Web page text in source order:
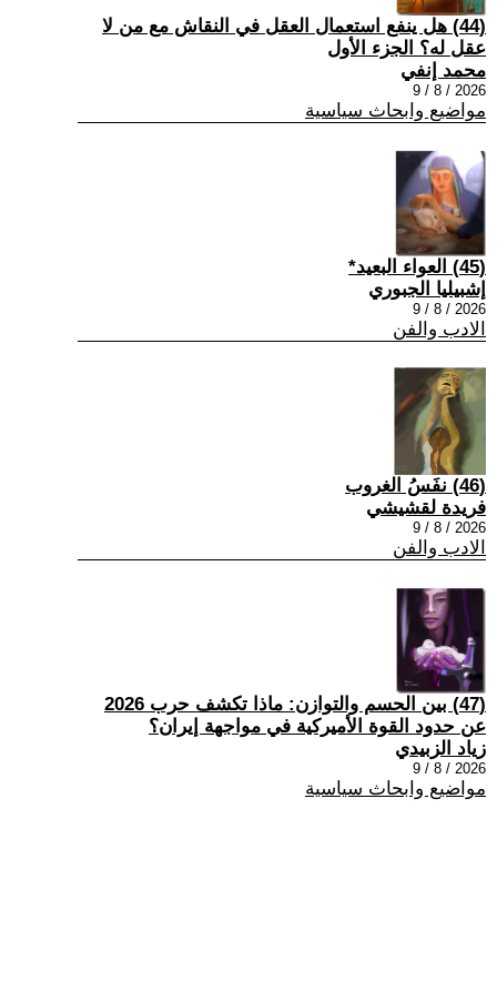
(44) هل ينفع استعمال العقل في النقاش مع من لا
عقل له؟ الجزء الأول
محمد إنفي
2026 / 8 / 9
مواضيع وابحاث سياسية
(45) العواء البعيد*
إشبيليا الجبوري
2026 / 8 / 9
الادب والفن
(46) نفَسُ الغروب
فريدة لقشيشي
2026 / 8 / 9
الادب والفن
(47) بين الحسم والتوازن: ماذا تكشف حرب 2026
عن حدود القوة الأميركية في مواجهة إيران؟
زياد الزبيدي
2026 / 8 / 9
مواضيع وابحاث سياسية